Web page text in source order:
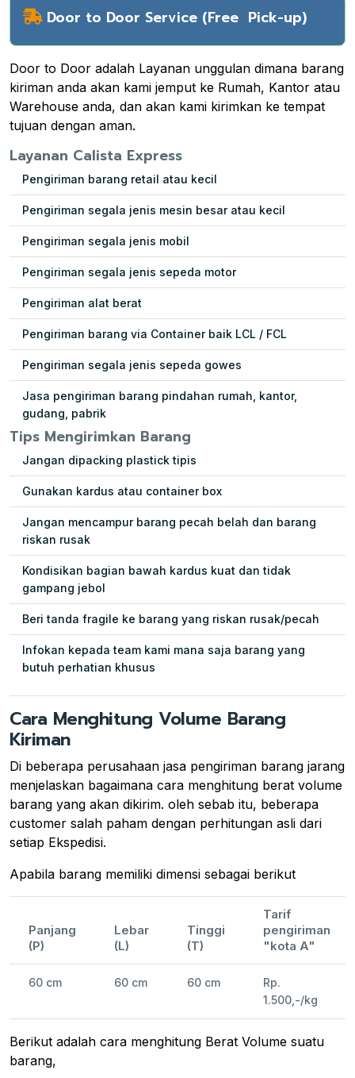
Door to Door Service (Free Pick-up)
Door to Door adalah Layanan unggulan dimana barang
kiriman anda akan kami jemput ke Rumah, Kantor atau
Warehouse anda, dan akan kami kirimkan ke tempat
tujuan dengan aman.
Layanan Calista Express
Pengiriman barang retail atau kecil
Pengiriman segala jenis mesin besar atau kecil
Pengiriman segala jenis mobil
Pengiriman segala jenis sepeda motor
Pengiriman alat berat
Pengiriman barang via Container baik LCL / FCL
Pengiriman segala jenis sepeda gowes
Jasa pengiriman barang pindahan rumah, kantor,
gudang, pabrik
Tips Mengirimkan Barang
Jangan dipacking plastick tipis
Gunakan kardus atau container box
Jangan mencampur barang pecah belah dan barang
riskan rusak
Kondisikan bagian bawah kardus kuat dan tidak
gampang jebol
Beri tanda fragile ke barang yang riskan rusak/pecah
Infokan kepada team kami mana saja barang yang
butuh perhatian khusus
Cara Menghitung Volume Barang
Kiriman
Di beberapa perusahaan jasa pengiriman barang jarang
menjelaskan bagaimana cara menghitung berat volume
barang yang akan dikirim. oleh sebab itu, beberapa
customer salah paham dengan perhitungan asli dari
setiap Ekspedisi.
Apabila barang memiliki dimensi sebagai berikut
Panjang
(P)
Lebar
(L)
Tinggi
(T)
Tarif
pengiriman
"kota A"
60 cm 60 cm 60 cm
Rp.
1.500,-/kg
Berikut adalah cara menghitung Berat Volume suatu
barang,